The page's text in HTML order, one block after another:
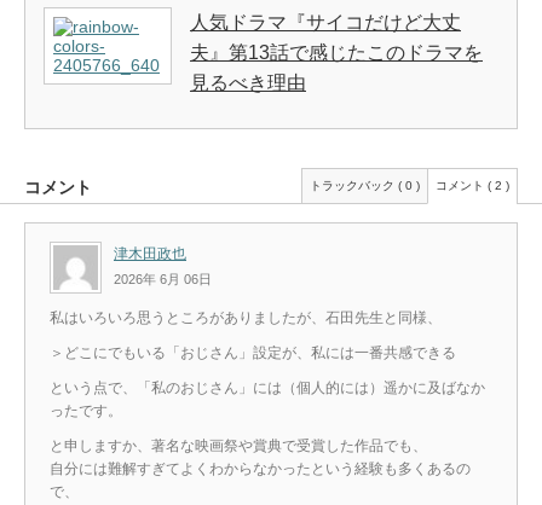
人気ドラマ『サイコだけど大丈
夫』第13話で感じたこのドラマを
見るべき理由
コメント トラックバック ( 0 ) コメント ( 2 )
津木田政也
2026年 6月 06日
私はいろいろ思うところがありましたが、石田先生と同様、
＞どこにでもいる「おじさん」設定が、私には一番共感できる
という点で、「私のおじさん」には（個人的には）遥かに及ばなか
ったです。
と申しますか、著名な映画祭や賞典で受賞した作品でも、
自分には難解すぎてよくわからなかったという経験も多くあるの
で、